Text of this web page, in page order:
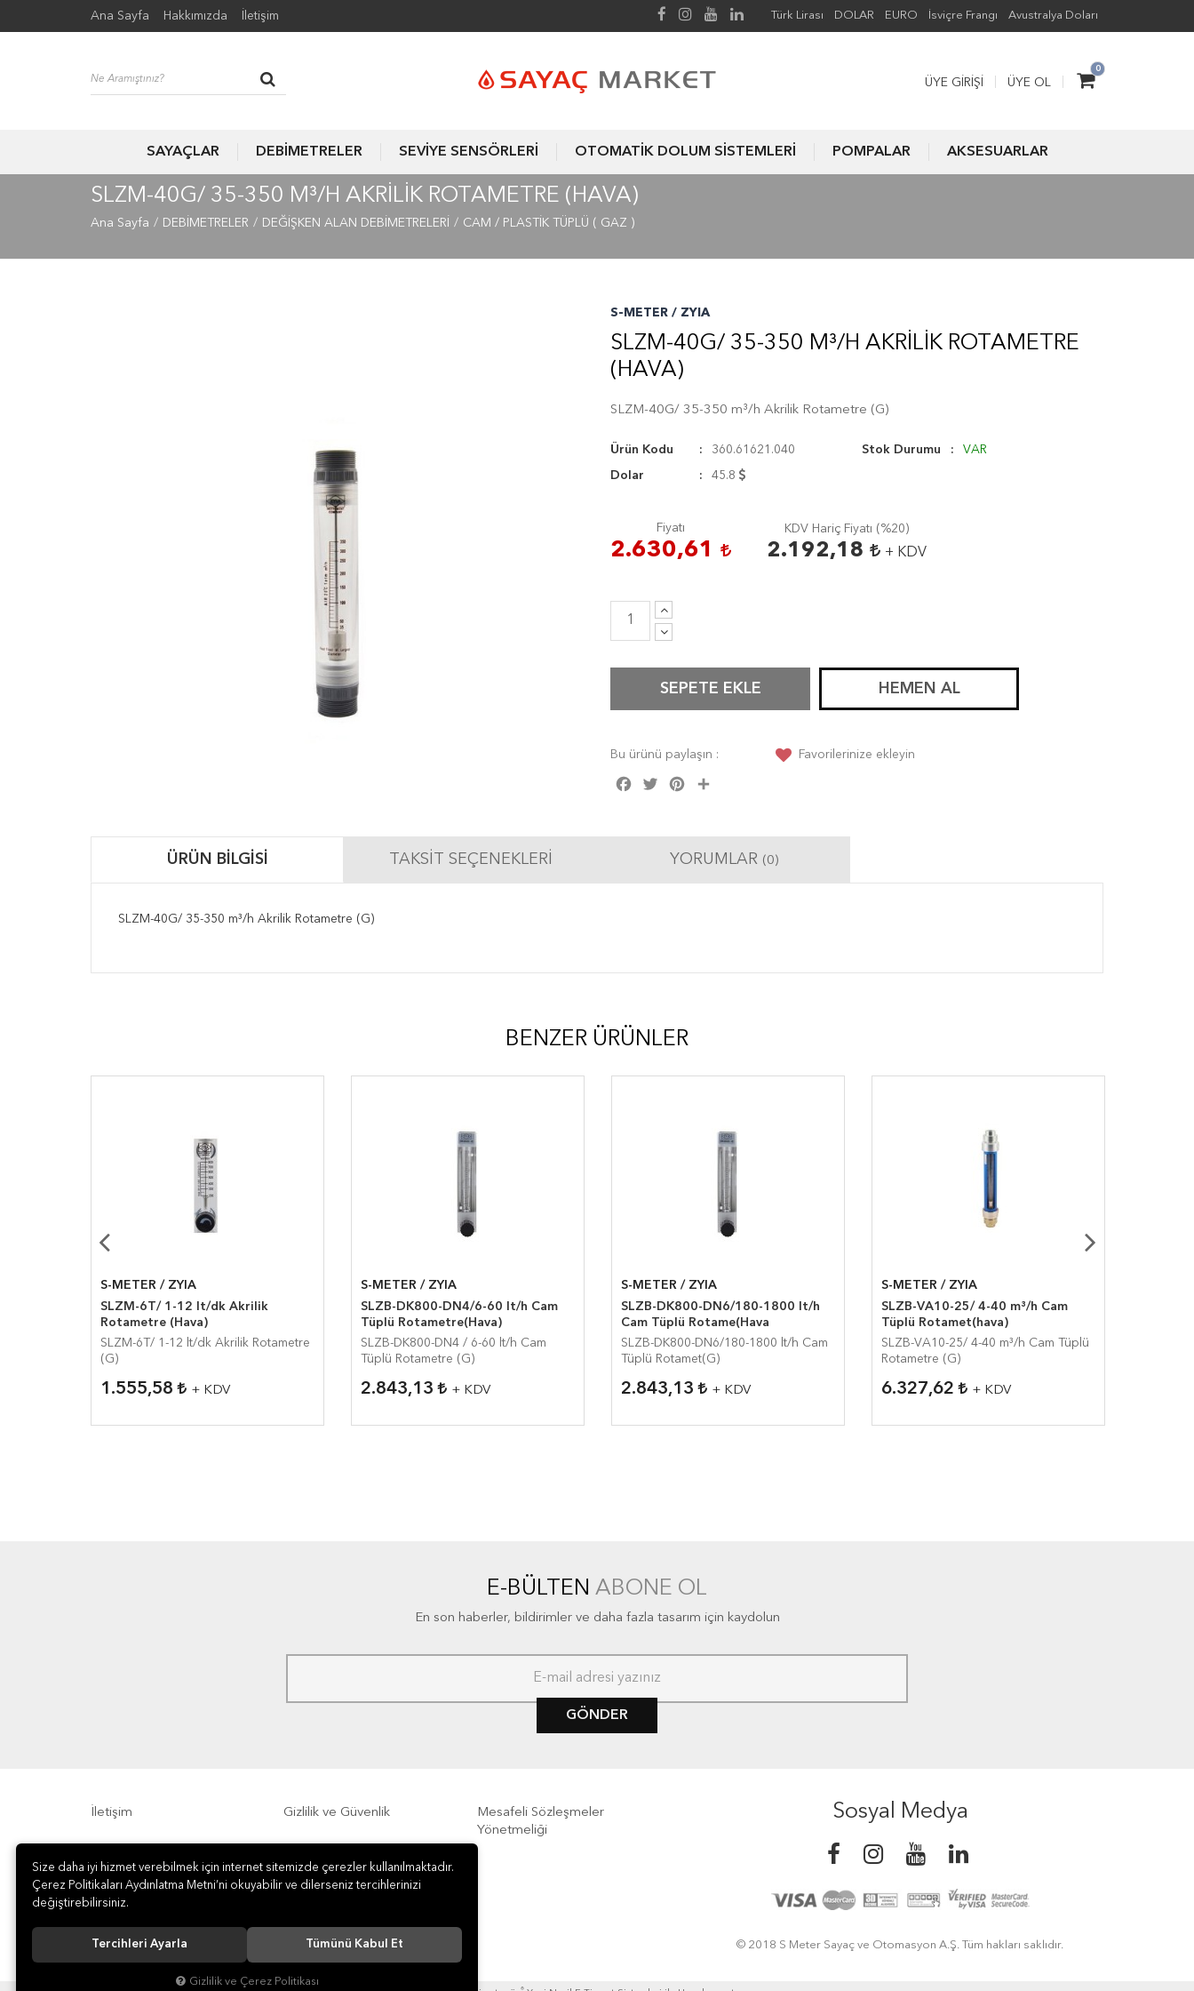
Ana Sayfa Hakkımızda İletişim Türk Lirası DOLAR EURO İsviçre Frangı Avustralya Doları
0
ÜYE GIRIŞI ÜYE OL
SAYAÇLAR DEBİMETRELER SEVİYE SENSÖRLERİ OTOMATİK DOLUM SİSTEMLERİ POMPALAR AKSESUARLAR
SLZM-40G/ 35-350 M³/H AKRILIK ROTAMETRE (HAVA)
Ana Sayfa DEBİMETRELER DEĞİŞKEN ALAN DEBİMETRELERİ CAM / PLASTİK TÜPLÜ ( GAZ )
S-METER / ZYIA
SLZM-40G/ 35-350 M³/H AKRILIK ROTAMETRE
(HAVA)
SLZM-40G/ 35-350 m³/h Akrilik Rotametre (G)
Ürün Kodu 360.61621.040 Stok Durumu VAR
Dolar 45.8
Fiyatı
2.630,61
KDV Hariç Fiyatı ( %20 )
2.192,18 + KDV
SEPETE EKLE HEMEN AL
Bu ürünü paylaşın :
Facebook
Twitter Pinterest
Favorilerinize ekleyin
ÜRÜN BILGISI TAKSIT SEÇENEKLERI YORUMLAR (0)
SLZM-40G/ 35-350 m³/h Akrilik Rotametre (G)
BENZER ÜRÜNLER
S-METER / ZYIA
SLZM-6T/ 1-12 lt/dk Akrilik
Rotametre (Hava)
SLZM-6T/ 1-12 lt/dk Akrilik Rotametre
(G)
1.555,58 + KDV
S-METER / ZYIA
SLZB-DK800-DN4/6-60 lt/h Cam
Tüplü Rotametre(Hava)
SLZB-DK800-DN4 / 6-60 lt/h Cam
Tüplü Rotametre (G)
2.843,13 + KDV
S-METER / ZYIA
SLZB-DK800-DN6/180-1800 lt/h
Cam Tüplü Rotame(Hava
SLZB-DK800-DN6/180-1800 lt/h Cam
Tüplü Rotamet(G)
2.843,13 + KDV
S-METER / ZYIA
SLZB-VA10-25/ 4-40 m³/h Cam
Tüplü Rotamet(hava)
SLZB-VA10-25/ 4-40 m³/h Cam Tüplü
Rotametre (G)
6.327,62 + KDV
E-BÜLTEN ABONE OL
En son haberler, bildirimler ve daha fazla tasarım için kaydolun
GÖNDER
İletişim Gizlilik ve Güvenlik
Mesafeli Sözleşmeler
Yönetmeliği
Sıkça Sorulan Sorular Sipariş, Teslimat ve İade
Sosyal Medya
© 2018 S Meter Sayaç ve Otomasyon A.Ş. Tüm hakları saklıdır.
Size daha iyi hizmet verebilmek için internet sitemizde çerezler kullanılmaktadır.
Çerez Politikaları Aydınlatma Metni’ni okuyabilir ve dilerseniz tercihlerinizi
değiştirebilirsiniz.
Tercihleri Ayarla Tümünü Kabul Et
Gizlilik ve Çerez Politikası